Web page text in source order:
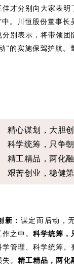
才分别向大家表明
中。川恒股份董事长
分别表示，将带领团
”的实施保驾护航。
精心谋划，大胆创
科学统筹，只争朝
精工精品，两化融
艰苦创业，稳健第
新： 谋定而后动，
之中。 科学统筹，
学管理、科学统筹。
。 精工精品，两化